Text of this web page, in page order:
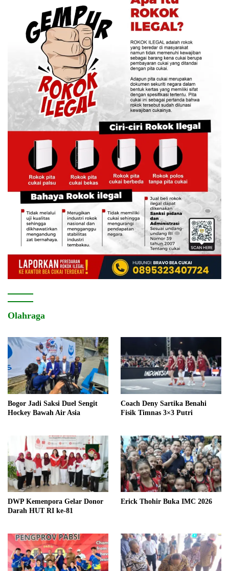
Olahraga
Bogor Jadi Saksi Duel Sengit
Hockey Bawah Air Asia
Coach Deny Sartika Benahi
Fisik Timnas 3×3 Putri
DWP Kemenpora Gelar Donor
Darah HUT RI ke-81
Erick Thohir Buka IMC 2026